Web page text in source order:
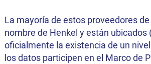
La mayoría de estos proveedores
nombre de Henkel y están ubicados
oficialmente la existencia de un
los datos participen en el Marco de